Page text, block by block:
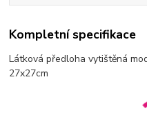
Kompletní specifikace
Látková předloha vytištěná
27x27cm